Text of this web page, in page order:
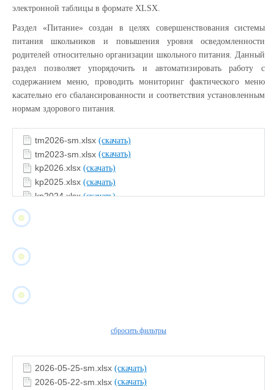
электронной таблицы в формате XLSX.
Раздел «Питание» создан в целях совершенствования системы
питания школьников и повышения уровня осведомленности
родителей относительно организации школьного питания. Данный
раздел позволяет упорядочить и автоматизировать работу с
содержанием меню, проводить мониторинг фактического меню
касательно его сбалансированности и соответствия установленным
нормам здорового питания.
tm2026-sm.xlsx (скачать)
tm2023-sm.xlsx (скачать)
kp2026.xlsx (скачать)
kp2025.xlsx (скачать)
kp2024.xlsx(скачать)
сбросить фильтры
2026-05-25-sm.xlsx (скачать)
2026-05-22-sm.xlsx (скачать)